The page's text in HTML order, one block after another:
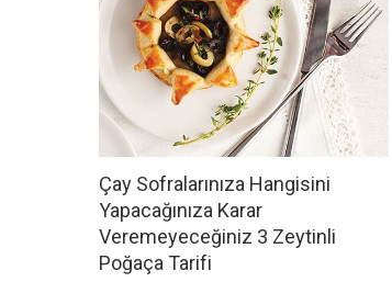
Çay Sofralarınıza Hangisini
Yapacağınıza Karar
Veremeyeceğiniz 3 Zeytinli
Poğaça Tarifi